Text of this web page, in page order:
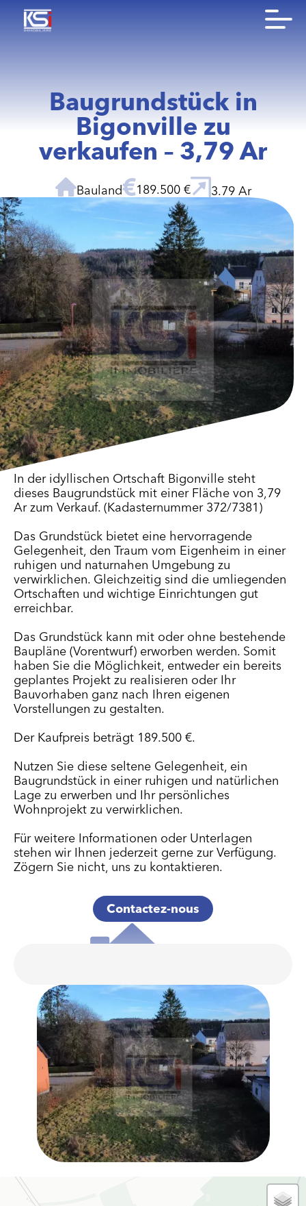
Baugrundstück in
Bigonville zu
verkaufen – 3,79 Ar
Bauland 189.500 € 3.79 Ar
In der idyllischen Ortschaft Bigonville steht
dieses Baugrundstück mit einer Fläche von 3,79
Ar zum Verkauf. (Kadasternummer 372/7381)
Das Grundstück bietet eine hervorragende
Gelegenheit, den Traum vom Eigenheim in einer
ruhigen und naturnahen Umgebung zu
verwirklichen. Gleichzeitig sind die umliegenden
Ortschaften und wichtige Einrichtungen gut
erreichbar.
Das Grundstück kann mit oder ohne bestehende
Baupläne (Vorentwurf) erworben werden. Somit
haben Sie die Möglichkeit, entweder ein bereits
geplantes Projekt zu realisieren oder Ihr
Bauvorhaben ganz nach Ihren eigenen
Vorstellungen zu gestalten.
Der Kaufpreis beträgt 189.500 €.
Nutzen Sie diese seltene Gelegenheit, ein
Baugrundstück in einer ruhigen und natürlichen
Lage zu erwerben und Ihr persönliches
Wohnprojekt zu verwirklichen.
Für weitere Informationen oder Unterlagen
stehen wir Ihnen jederzeit gerne zur Verfügung.
Zögern Sie nicht, uns zu kontaktieren.
Contactez-nous